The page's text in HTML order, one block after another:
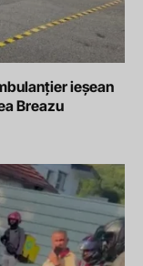
ieșean
Breazu